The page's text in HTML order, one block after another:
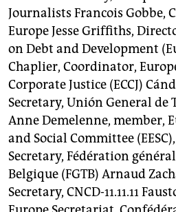
Journalists Francois Gobbe,
Europe Jesse Griffiths,
on Debt and Development
Chaplier, Coordinator,
Corporate Justice (ECCJ)
Secretary, Unión General de
Anne Demelenne, member,
and Social Committee
Secretary, Fédération
Belgique (FGTB) Arnaud
Secretary, CNCD-11.11.11